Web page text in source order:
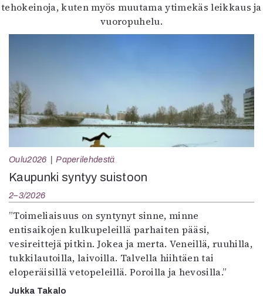
tehokeinoja, kuten myös muutama ytimekäs leikkaus ja
vuoropuhelu.
Oulu2026 Paperilehdestä
Kaupunki syntyy suistoon
2–3/2026
”Toimeliaisuus on syntynyt sinne, minne
entisaikojen kulkupeleillä parhaiten pääsi,
vesireittejä pitkin. Jokea ja merta. Veneillä, ruuhilla,
tukkilautoilla, laivoilla. Talvella hiihtäen tai
eloperäisillä vetopeleillä. Poroilla ja hevosilla.”
Jukka Takalo